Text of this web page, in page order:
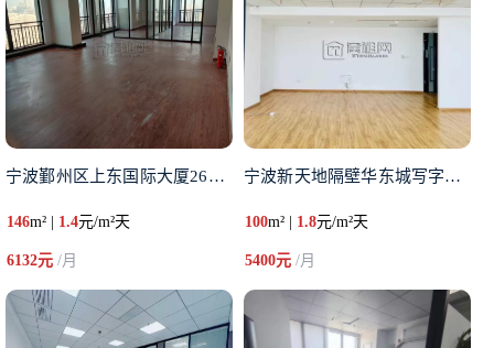
宁波鄞州区上东国际大厦26楼办
146m² | 1.4元/m²天
6132元 /月
宁波新天地隔壁华东城写字楼24
100m² | 1.8元/m²天
5400元/月